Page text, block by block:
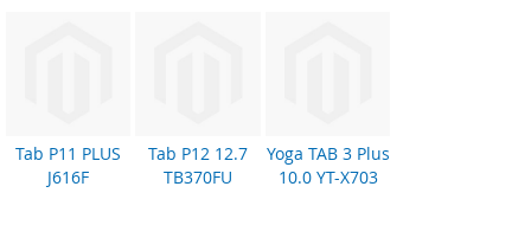
Tab P11 PLUS
J616F
Tab P12 12.7
TB370FU
Yoga TAB 3 Plus
10.0 YT-X703